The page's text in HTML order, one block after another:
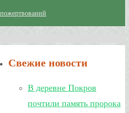
Свежие новости
В деревне Покров
почтили память пророка